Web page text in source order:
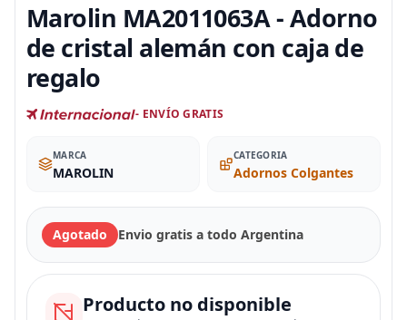
Marolin MA2011063A - Adorno
de cristal alemán con caja de
regalo
- ENVÍO GRATIS
MARCA
MAROLIN
CATEGORIA
Adornos Colgantes
Agotado Envio gratis a todo Argentina
Producto no disponible